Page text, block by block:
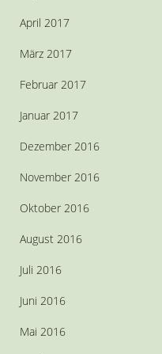
April 2017
März 2017
Februar 2017
Januar 2017
Dezember 2016
November 2016
Oktober 2016
August 2016
Juli 2016
Juni 2016
Mai 2016